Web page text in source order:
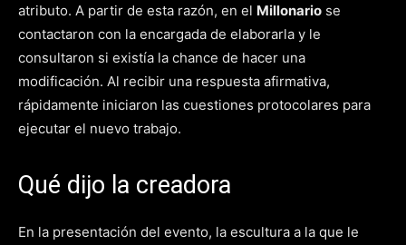
atributo. A partir de esta razón, en el Millonario se
contactaron con la encargada de elaborarla y le
consultaron si existía la chance de hacer una
modificación. Al recibir una respuesta afirmativa,
rápidamente iniciaron las cuestiones protocolares para
ejecutar el nuevo trabajo.
Qué dijo la creadora
En la presentación del evento, la escultura a la que le